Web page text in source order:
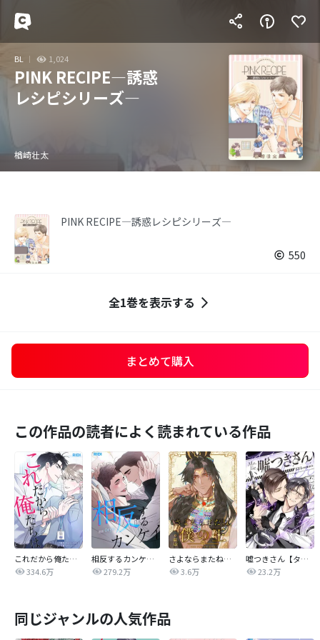
BL 1,024
PINK RECIPE―誘惑
レシピシリーズ―
楢崎壮太
PINK RECIPE―誘惑レシピシリーズ―
550
全1巻を表示する
まとめて購入
この作品の読者によく読まれている作品
これだから俺たちは
334.6万
相反するカンケイ【改訂版】
279.2万
さよならまたね、僕の王【タテヨミ】
3.6万
嘘つきさん【タテヨミ】
23.2万
同じジャンルの人気作品